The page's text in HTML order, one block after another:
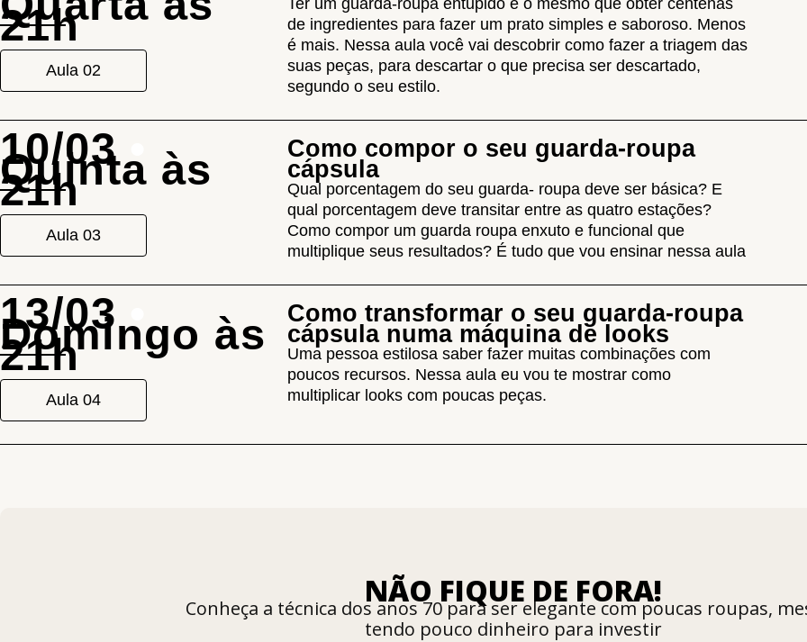
21h
Aula 02
Ter um guarda-roupa entupido é o mesmo que obter centenas
de ingredientes para fazer um prato simples e saboroso. Menos
é mais. Nessa aula você vai descobrir como fazer a triagem das
suas peças, para descartar o que precisa ser descartado,
segundo o seu estilo.
10/03•
Quinta às
21h
Aula 03
Como compor o seu guarda-roupa
cápsula
Qual porcentagem do seu guarda- roupa deve ser básica? E
qual porcentagem deve transitar entre as quatro estações?
Como compor um guarda roupa enxuto e funcional que
multiplique seus resultados? É tudo que vou ensinar nessa aula
13/03•
Domingo às
21h
Aula 04
Como transformar o seu guarda-roupa
cápsula numa máquina de looks
Uma pessoa estilosa saber fazer muitas combinações com
poucos recursos. Nessa aula eu vou te mostrar como
multiplicar looks com poucas peças.
NÃO FIQUE DE FORA!
Conheça a técnica dos anos 70 para ser elegante com poucas roupas,
tendo pouco dinheiro para investir